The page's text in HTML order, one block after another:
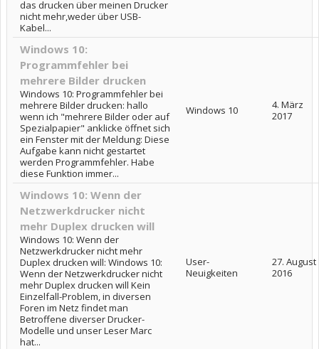
das drucken über meinen Drucker
nicht mehr,weder über USB-
Kabel...
Windows 10:
Programmfehler bei
mehrere Bilder drucken
Windows 10: Programmfehler bei
mehrere Bilder drucken: hallo
wenn ich "mehrere Bilder oder auf
Spezialpapier" anklicke öffnet sich
ein Fenster mit der Meldung: Diese
Aufgabe kann nicht gestartet
werden Programmfehler. Habe
diese Funktion immer...
Windows 10
4. März
2017
Windows 10: Wenn der
Netzwerkdrucker nicht
mehr Duplex drucken will
Windows 10: Wenn der
Netzwerkdrucker nicht mehr
Duplex drucken will: Windows 10:
Wenn der Netzwerkdrucker nicht
mehr Duplex drucken will Kein
Einzelfall-Problem, in diversen
Foren im Netz findet man
Betroffene diverser Drucker-
Modelle und unser Leser Marc
hat...
User-
Neuigkeiten
27. August
2016